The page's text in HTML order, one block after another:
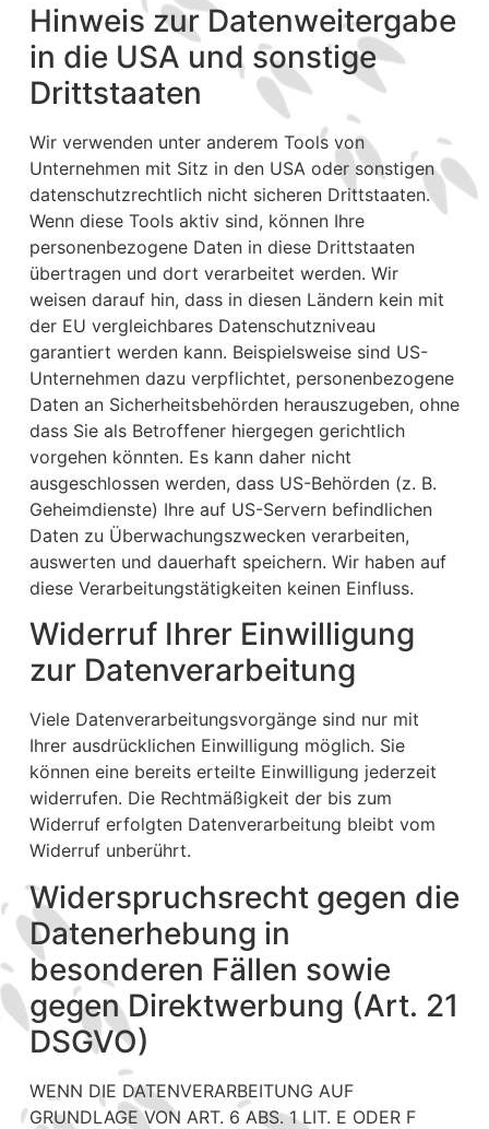
Hinweis zur Datenweitergabe
in die USA und sonstige
Drittstaaten
Wir verwenden unter anderem Tools von
Unternehmen mit Sitz in den USA oder sonstigen
datenschutzrechtlich nicht sicheren Drittstaaten.
Wenn diese Tools aktiv sind, können Ihre
personenbezogene Daten in diese Drittstaaten
übertragen und dort verarbeitet werden. Wir
weisen darauf hin, dass in diesen Ländern kein mit
der EU vergleichbares Datenschutzniveau
garantiert werden kann. Beispielsweise sind US-
Unternehmen dazu verpflichtet, personenbezogene
Daten an Sicherheitsbehörden herauszugeben, ohne
dass Sie als Betroffener hiergegen gerichtlich
vorgehen könnten. Es kann daher nicht
ausgeschlossen werden, dass US-Behörden (z. B.
Geheimdienste) Ihre auf US-Servern befindlichen
Daten zu Überwachungszwecken verarbeiten,
auswerten und dauerhaft speichern. Wir haben auf
diese Verarbeitungstätigkeiten keinen Einfluss.
Widerruf Ihrer Einwilligung
zur Datenverarbeitung
Viele Datenverarbeitungsvorgänge sind nur mit
Ihrer ausdrücklichen Einwilligung möglich. Sie
können eine bereits erteilte Einwilligung jederzeit
widerrufen. Die Rechtmäßigkeit der bis zum
Widerruf erfolgten Datenverarbeitung bleibt vom
Widerruf unberührt.
Widerspruchsrecht gegen die
Datenerhebung in
besonderen Fällen sowie
gegen Direktwerbung (Art. 21
DSGVO)
WENN DIE DATENVERARBEITUNG AUF
GRUNDLAGE VON ART. 6 ABS. 1 LIT. E ODER F